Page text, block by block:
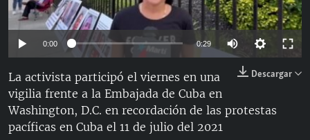
RADIO MARTÍ
ESPECIALES
LA REALIDAD DE LA VIVIENDA EN CUBA
SER VIEJO EN CUBA
MULTIMEDIA
EDITORIALES
SÍGUENOS Auto 144p 240p
0:00 0:29
144p
360p
Descargar
La activista participó el viernes en una
vigilia frente a la Embajada de Cuba en
Washington, D.C. en recordación de las protestas
pacíficas en Cuba el 11 de julio del 2021